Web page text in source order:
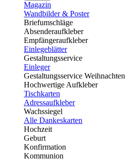
Magazin
Wandbilder & Poster
Briefumschläge
Absenderaufkleber
Empfängeraufkleber
Einlegeblätter
Gestaltungsservice
Einleger
Gestaltungsservice Weihnachten
Hochwertige Aufkleber
Tischkarten
Adressaufkleber
Wachssiegel
Alle Dankeskarten
Hochzeit
Geburt
Konfirmation
Kommunion